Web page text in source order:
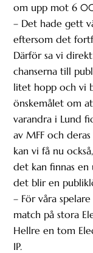
om upp mot 6
– Det hade gett
eftersom det
Därför sa vi
chanserna till
litet hopp och vi
önskemålet om
varandra i Lund
av MFF och
kan vi få nu
det kan finnas
det blir en
– För våra
match på stora
Hellre en tom
IP.